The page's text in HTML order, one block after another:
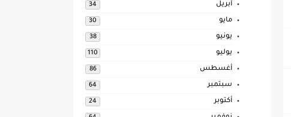
أبريل 34
مايو 30
يونيو 38
يوليو 110
أغسطس 86
سبتمبر 64
أكتوبر 24